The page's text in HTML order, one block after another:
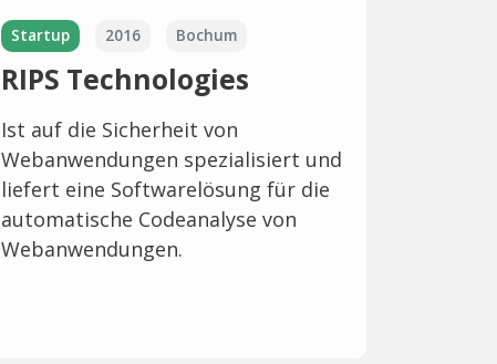
Startup 2016 Bochum
RIPS Technologies
Ist auf die Sicherheit von
Webanwendungen spezialisiert und
liefert eine Softwarelösung für die
automatische Codeanalyse von
Webanwendungen.